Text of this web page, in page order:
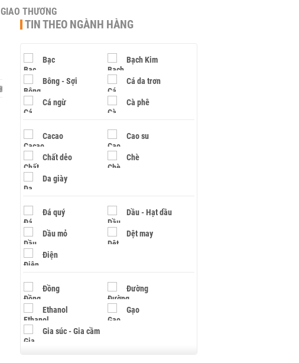
GIAO THƯƠNG
TIN THEO NGÀNH HÀNG
Bạc Bạch Kim
Bông - Sợi Cá da trơn
Cá ngừ Cà phê
Cacao Cao su
Chất dẻo Chè
Da giày
Đá quý Dầu - Hạt dầu
Dầu mỏ Dệt may
Điện
Đồng Đường
Ethanol Gạo
Gia súc - Gia cầm